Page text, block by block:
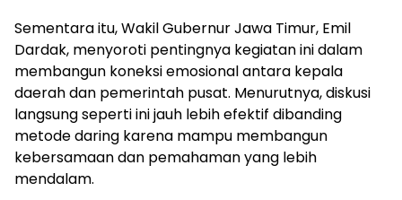
Sementara itu, Wakil Gubernur Jawa Timur, Emil
Dardak, menyoroti pentingnya kegiatan ini dalam
membangun koneksi emosional antara kepala
daerah dan pemerintah pusat. Menurutnya, diskusi
langsung seperti ini jauh lebih efektif dibanding
metode daring karena mampu membangun
kebersamaan dan pemahaman yang lebih
mendalam.